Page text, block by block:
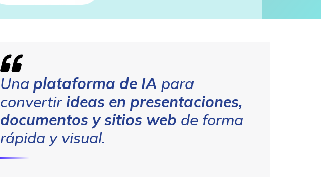
Una plataforma de IA para
convertir ideas en presentaciones,
documentos y sitios web de forma
rápida y visual.